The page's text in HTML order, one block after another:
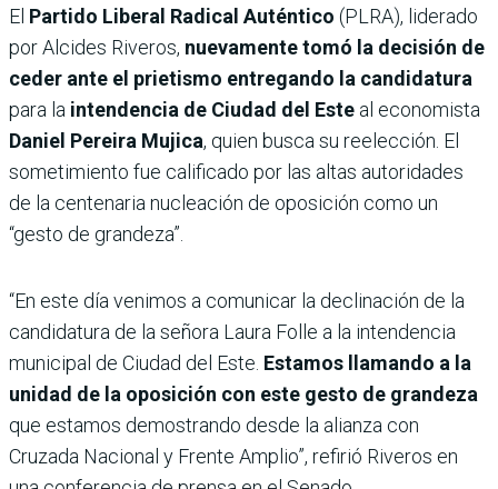
El Partido Liberal Radical Auténtico (PLRA), liderado
por Alcides Riveros, nuevamente tomó la decisión de
ceder ante el prietismo entregando la candidatura
para la intendencia de Ciudad del Este al economista
Daniel Pereira Mujica, quien busca su reelección. El
sometimiento fue calificado por las altas autoridades
de la centenaria nucleación de oposición como un
“gesto de grandeza”.
“En este día venimos a comunicar la declinación de la
candidatura de la señora Laura Folle a la intendencia
municipal de Ciudad del Este. Estamos llamando a la
unidad de la oposición con este gesto de grandeza
que estamos demostrando desde la alianza con
Cruzada Nacional y Frente Amplio”, refirió Riveros en